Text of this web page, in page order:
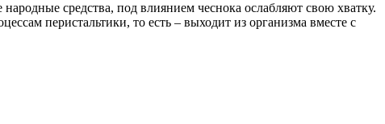
средства, под влиянием чеснока ослабляют свою хватку.
перистальтики, то есть – выходит из организма вместе с